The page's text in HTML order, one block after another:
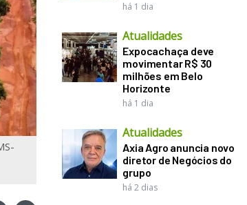
há 1 dia
Atualidades
Expocachaça deve
movimentar R$ 30
milhões em Belo
Horizonte
há 1 dia
Atualidades
Axia Agro anuncia novo
diretor de Negócios do
grupo
há 2 dias